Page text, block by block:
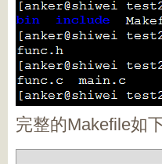
完整的Makefile如